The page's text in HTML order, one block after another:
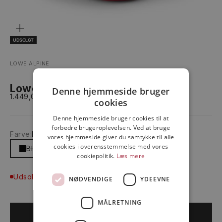
UDSOLGT
LOWE ALPINE
Lowe Alpine Cholatse 65:75L
Salgspris
1.449,00 kr
Farve:Black
Black
Udsolgt
Denne hjemmeside bruger
cookies
Denne hjemmeside bruger cookies til at
forbedre brugeroplevelsen. Ved at bruge
vores hjemmeside giver du samtykke til alle
cookies i overensstemmelse med vores
cookiepolitik. Læs mere
NØDVENDIGE YDEEVNE
MÅLRETNING